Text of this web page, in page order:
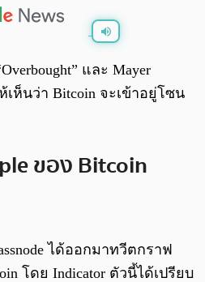
และ Mayer
ห็นว่า Bitcoin จะเข้าอยู่โซน
ของ Bitcoin
ได้ออกมาทวีตกราฟ
โดย Indicator ตัวนี้ได้เปรียบ